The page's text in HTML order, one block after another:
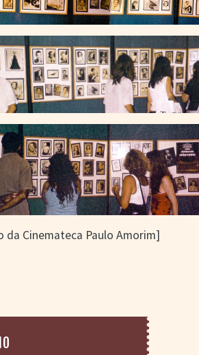
Cinemateca Paulo Amorim]